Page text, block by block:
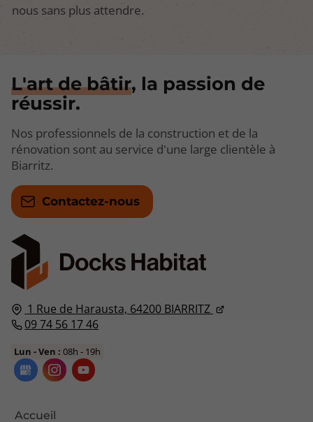
nous sans plus attendre.
1 Rue de Harausta, 64200 BIARRITZ
09 74 56 17 46
Lun - Ven :08h - 19h
Accueil
L'art de bâtir, la passion de
réussir.
Nos professionnels de la construction et de la
rénovation sont au service d'une large clientèle à
Biarritz.
Contactez-nous